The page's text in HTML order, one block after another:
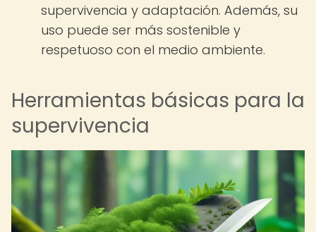
supervivencia y adaptación. Además, su
uso puede ser más sostenible y
respetuoso con el medio ambiente.
Herramientas básicas para la
supervivencia